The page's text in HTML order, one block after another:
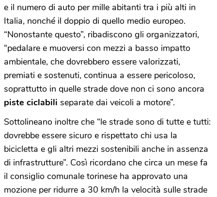
e il numero di auto per mille abitanti tra i più alti in
Italia, nonché il doppio di quello medio europeo.
“Nonostante questo”, ribadiscono gli organizzatori,
“pedalare e muoversi con mezzi a basso impatto
ambientale, che dovrebbero essere valorizzati,
premiati e sostenuti, continua a essere pericoloso,
soprattutto in quelle strade dove non ci sono ancora
piste ciclabili separate dai veicoli a motore”.
Sottolineano inoltre che “le strade sono di tutte e tutti:
dovrebbe essere sicuro e rispettato chi usa la
bicicletta e gli altri mezzi sostenibili anche in assenza
di infrastrutture”. Così ricordano che circa un mese fa
il consiglio comunale torinese ha approvato una
mozione per ridurre a 30 km/h la velocità sulle strade